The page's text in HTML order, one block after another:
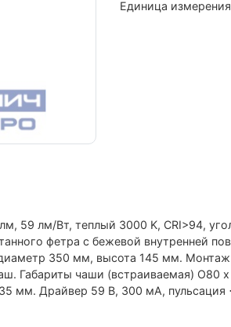
Единица
59 лм/Вт, теплый 3000 K, CRI>94,
фетра с бежевой внутренней
350 мм, высота 145 мм.
Габариты чаши (встраиваемая) O80
мм. Драйвер 59 В, 300 мА, пульсация